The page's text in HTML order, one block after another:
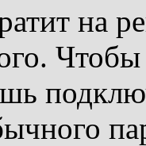
на
Чтобы